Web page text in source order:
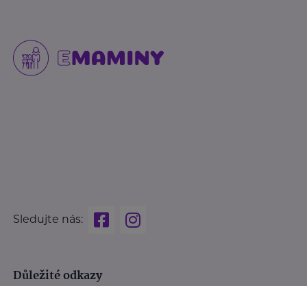
Sledujte nás:
Důležité odkazy